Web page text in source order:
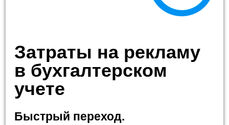
Затраты на рекламу
в бухгалтерском
учете
Быстрый переход.